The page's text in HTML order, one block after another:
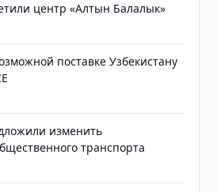
центр «Алтын Балалык»
поставке Узбекистану
изменить
транспорта